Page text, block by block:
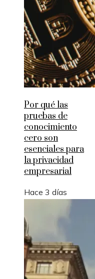
Por qué las
pruebas de
conocimiento
cero son
esenciales para
la privacidad
empresarial
Hace 3 días